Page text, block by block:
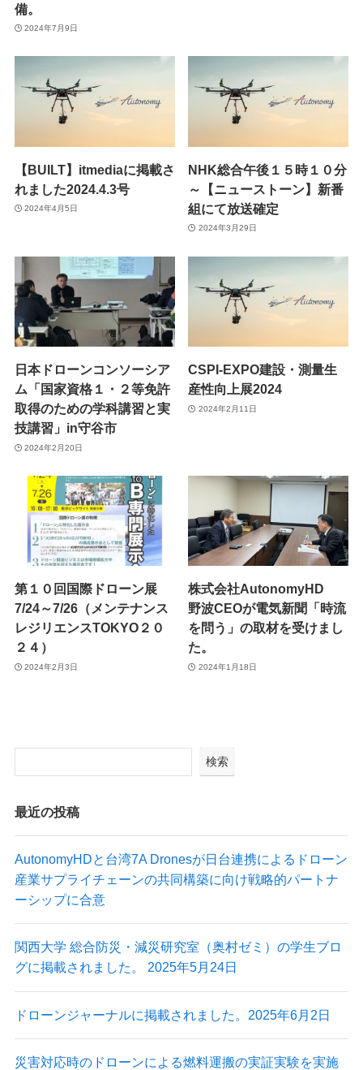
備。
2024年7月9日
【BUILT】itmediaに掲載さ
れました2024.4.3号
2024年4月5日
NHK総合午後１５時１０分
～【ニューストーン】新番
組にて放送確定
2024年3月29日
日本ドローンコンソーシア
ム「国家資格１・２等免許
取得のための学科講習と実
技講習」in守谷市
2024年2月20日
CSPI-EXPO建設・測量生
産性向上展2024
2024年2月11日
第１０回国際ドローン展
7/24～7/26（メンテナンス
レジリエンスTOKYO２０
２４）
2024年2月3日
株式会社AutonomyHD
野波CEOが電気新聞「時流
を問う」の取材を受けまし
た。
2024年1月18日
検索
最近の投稿
AutonomyHDと台湾7A Dronesが日台連携によるドローン
産業サプライチェーンの共同構築に向け戦略的パートナ
ーシップに合意
関西大学 総合防災・減災研究室（奥村ゼミ）の学生ブロ
グに掲載されました。 2025年5月24日
ドローンジャーナルに掲載されました。2025年6月2日
災害対応時のドローンによる燃料運搬の実証実験を実施